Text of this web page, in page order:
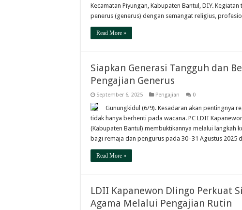
Kecamatan Piyungan, Kabupaten Bantul, DIY.
penerus (generus) dengan semangat religius,
Read More »
Siapkan Generasi Tangguh dan
Pengajian Generus
September 6, 2025 Pengajian 0
Gunungkidul (6/9). Kesadaran akan pentingnya
tidak hanya berhenti pada wacana. PC LDII
(Kabupaten Bantul) membuktikannya melalui langkah
bagi remaja dan pengurus pada 30–31 Agustus 2025
Read More »
LDII Kapanewon Dlingo Perkuat
Agama Melalui Pengajian Rutin